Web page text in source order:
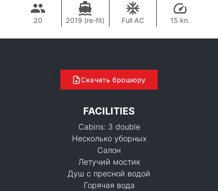
20 2019 (re-fit) Full AC 15 kn.
Скачать брошюру
FACILITIES
Cabins: 3 double
Несколько уборных
Салон
Летучий мостик
Душ с пресной водой
Горячая вода